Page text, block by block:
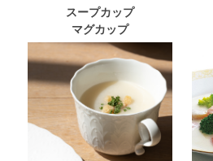
スープカップ
マグカップ